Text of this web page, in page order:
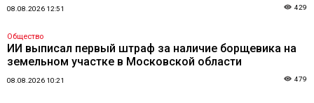
08.08.2026 12:51 429
Общество
ИИ выписал первый штраф за наличие борщевика на
земельном участке в Московской области
08.08.2026 10:21 479